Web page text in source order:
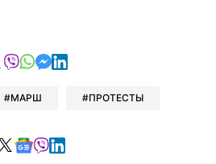
в Telegram
в Facebook
поделиться в X
отправить в Viber
отправить в Whatsapp
отправить в Messenger
отправить в LinkedIn
МАРШ ПРОТЕСТЫ
в Telegram
в Facebook
Читайте в X
Читайте в Google news
Читайте в Viber
Читайте в LinkedIn